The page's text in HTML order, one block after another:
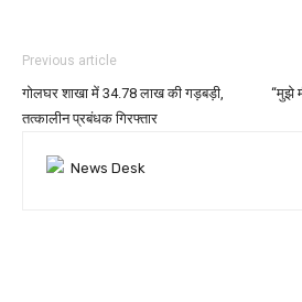
Previous article
गोलघर शाखा में 34.78 लाख की गड़बड़ी,
तत्कालीन प्रबंधक गिरफ्तार
“मुझे